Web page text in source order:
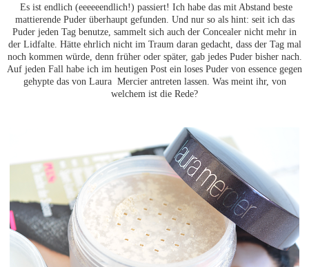
Es ist endlich (eeeeeendlich!) passiert! Ich habe das mit Abstand beste
mattierende Puder überhaupt gefunden. Und nur so als hint: seit ich das
Puder jeden Tag benutze, sammelt sich auch der Concealer nicht mehr in
der Lidfalte. Hätte ehrlich nicht im Traum daran gedacht, dass der Tag mal
noch kommen würde, denn früher oder später, gab jedes Puder bisher nach.
Auf jeden Fall habe ich im heutigen Post ein loses Puder von essence gegen
gehypte das von Laura Mercier antreten lassen. Was meint ihr, von
welchem ist die Rede?